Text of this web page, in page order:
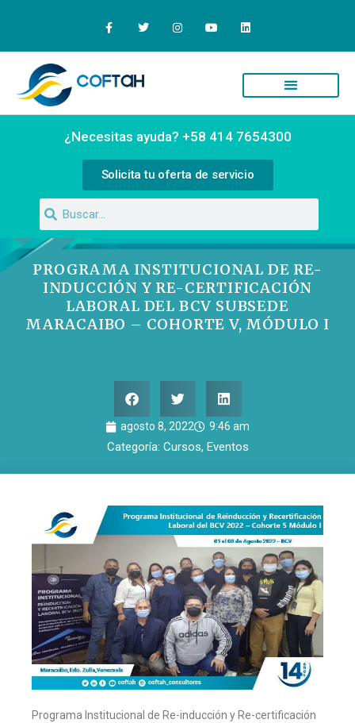
¿Necesitas ayuda? +58 414 7654300
Solicita tu oferta de servicio
PROGRAMA INSTITUCIONAL DE RE-
INDUCCIÓN Y RE-CERTIFICACIÓN
LABORAL DEL BCV SUBSEDE
MARACAIBO – COHORTE V, MÓDULO I
agosto 8, 2022 9:46 am
Categoría: Cursos, Eventos
Programa Institucional de Re-inducción y Re-certificación